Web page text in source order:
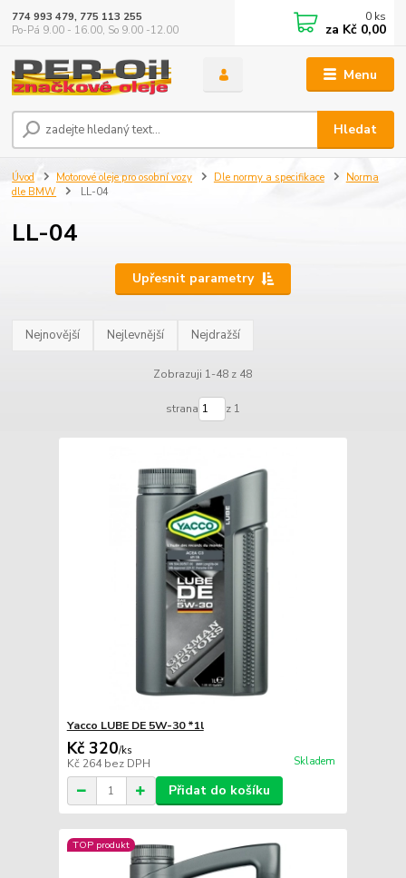
Menu
Hledat
774 993 479, 775 113 255
Po-Pá 9.00 - 16.00, So 9.00 -12.00
0 ks
za Kč 0,00
Úvod Motorové oleje pro osobní vozy Dle normy a specifikace
Norma
dle BMW
LL-04
LL-04
Upřesnit parametry
Nejnovější Nejlevnější Nejdražší
Zobrazuji 1-48 z 48
strana z 1
Yacco LUBE DE 5W-30 *1l
Kč 320/ks
Kč 264bez DPH Skladem
Přidat do košíku
TOP produkt